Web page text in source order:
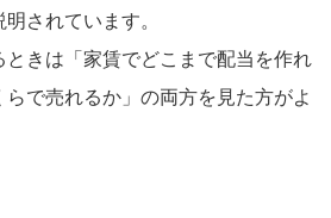
されています。
きは「家賃でどこまで配当を作れ
で売れるか」の両方を見た方がよ